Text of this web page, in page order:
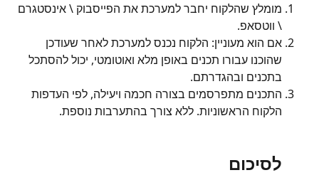
מומלץ שהלקוח יחבר למערכת את הפייסבוק \ אינסטגרם
\ ווטסאפ.
אם הוא מעוניין: הלקוח נכנס למערכת לאחר שעודכן
שהוכנו עבורו תכנים באופן מלא ואוטומטי, יכול להסתכל
בתכנים ובהגדרתם.
התכנים מתפרסמים בצורה חכמה ויעילה, לפי העדפות
הלקוח הראשוניות. ללא צורך בהתערבות נוספת.
לסיכום